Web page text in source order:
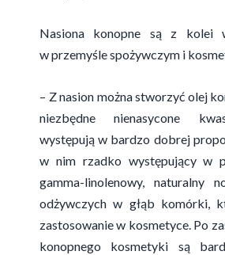
Nasiona konopne są z kolei
w przemyśle spożywczym i
– Z nasion można stworzyć olej
niezbędne nienasycone
występują w bardzo dobrej
w nim rzadko występujący w
gamma-linolenowy, naturalny
odżywczych w głąb komórki,
zastosowanie w kosmetyce. Po
konopnego kosmetyki są